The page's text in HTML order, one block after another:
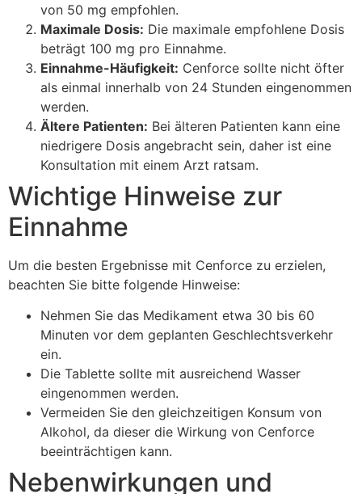
von 50 mg empfohlen.
Maximale Dosis: Die maximale empfohlene Dosis
beträgt 100 mg pro Einnahme.
Einnahme-Häufigkeit: Cenforce sollte nicht öfter
als einmal innerhalb von 24 Stunden eingenommen
werden.
Ältere Patienten: Bei älteren Patienten kann eine
niedrigere Dosis angebracht sein, daher ist eine
Konsultation mit einem Arzt ratsam.
Wichtige Hinweise zur
Einnahme
Um die besten Ergebnisse mit Cenforce zu erzielen,
beachten Sie bitte folgende Hinweise:
Nehmen Sie das Medikament etwa 30 bis 60
Minuten vor dem geplanten Geschlechtsverkehr
ein.
Die Tablette sollte mit ausreichend Wasser
eingenommen werden.
Vermeiden Sie den gleichzeitigen Konsum von
Alkohol, da dieser die Wirkung von Cenforce
beeinträchtigen kann.
Nebenwirkungen und